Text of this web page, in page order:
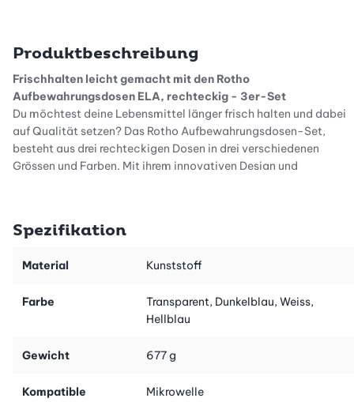
Produktbeschreibung
Frischhalten leicht gemacht mit den Rotho
Aufbewahrungsdosen ELA, rechteckig - 3er-Set
Du möchtest deine Lebensmittel länger frisch halten und dabei
auf Qualität setzen? Das Rotho Aufbewahrungsdosen-Set,
besteht aus drei rechteckigen Dosen in drei verschiedenen
Grössen und Farben. Mit ihrem innovativen Design und
Innovatives Öffnungs- und Verschlusssystem
und Verschluss-System: Mit einem Klick öffnen und mit einem
drücken und Luft raus lassen, so einfach ist deine Dose
auslaufsicher und Luftdicht verschlossen.
Perfekte Grösse für vielseitigen Einsatz
Fassungsvermögen von 0,425, 1 und 2 Litern, die perfekte Größe
Spezifikation
Material Kunststoff
Farbe
Transparent, Dunkelblau, Weiss,
Hellblau
Gewicht 677 g
Kompatible
Mikrowelle